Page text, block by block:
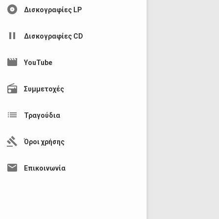
album Δισκογραφίες LP
pause Δισκογραφίες CD
movie YouTube
radio Συμμετοχές
list Τραγούδια
gavel Όροι χρήσης
mail Επικοινωνία